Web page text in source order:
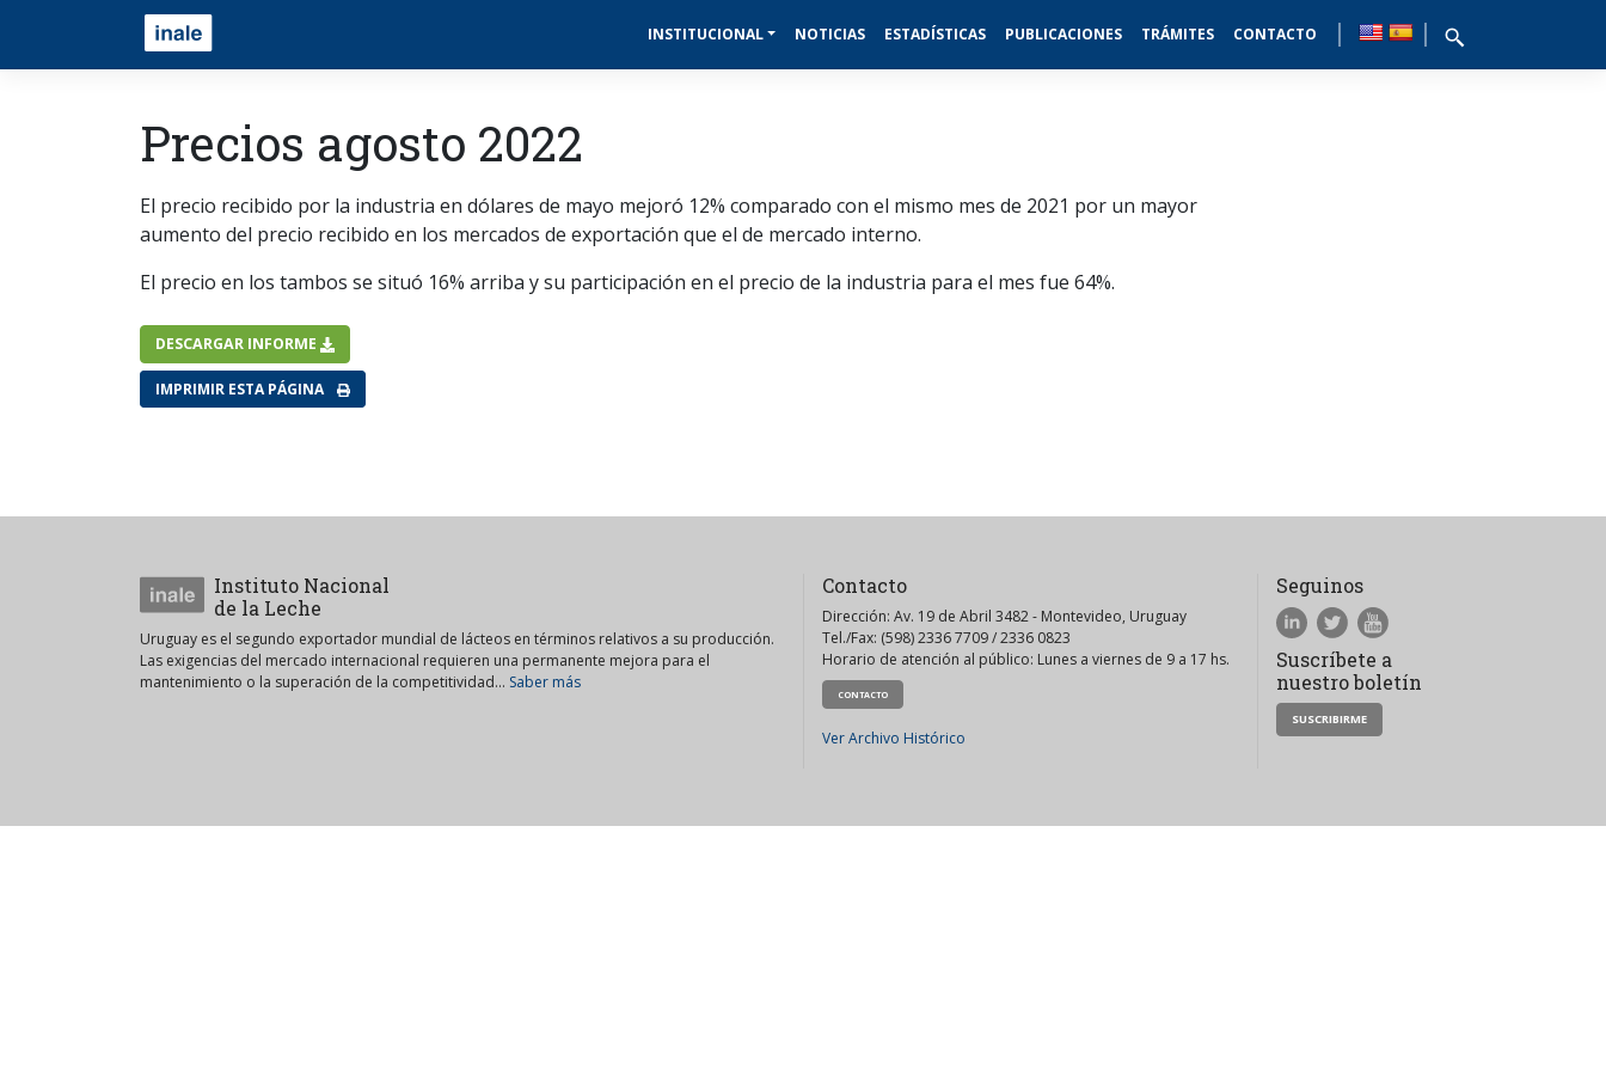
INSTITUCIONAL NOTICIAS ESTADÍSTICAS PUBLICACIONES TRÁMITES CONTACTO
Precios agosto 2022
El precio recibido por la industria en dólares de mayo mejoró 12% comparado con el mismo mes de 2021 por un mayor
aumento del precio recibido en los mercados de exportación que el de mercado interno.
El precio en los tambos se situó 16% arriba y su participación en el precio de la industria para el mes fue 64%.
DESCARGAR INFORME
IMPRIMIR ESTA PÁGINA
Instituto Nacional
de la Leche
Uruguay es el segundo exportador mundial de lácteos en términos relativos a su producción.
Las exigencias del mercado internacional requieren una permanente mejora para el
mantenimiento o la superación de la competitividad... Saber más
Contacto
Dirección: Av. 19 de Abril 3482 - Montevideo, Uruguay
Tel./Fax: (598) 2336 7709 / 2336 0823
Horario de atención al público: Lunes a viernes de 9 a 17 hs.
CONTACTO
Ver Archivo Histórico
Seguinos
Suscríbete a
nuestro boletín
SUSCRIBIRME